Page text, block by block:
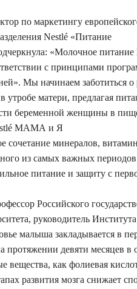
по маркетингу
Nestlé «Питание
«Молочное
с принципами
Мы начинаем заботиться о
утробе матери, предлагая
беременной женщины в
МАМА и Я
сочетание минералов,
из самых важных
питание и защиту с
Российского
руководитель
малыша закладывается в
протяжении девяти месяцев в
вещества, как фолиевая
развития мозга снижает